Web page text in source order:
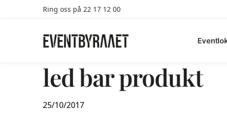
Ring oss på 22 17 12 00
Search
led bar produkt
25/10/2017